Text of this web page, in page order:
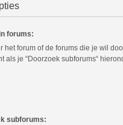
forums:
het forum of de forums die je wil
als je “Doorzoek subforums“
subforums: